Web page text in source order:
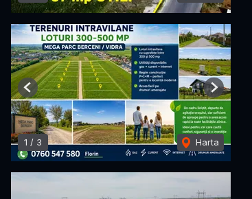
1 / 3 Harta
Previous Next